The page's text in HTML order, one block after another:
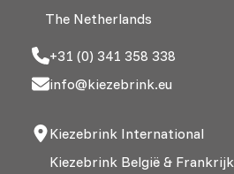
The Netherlands
+31 (0) 341 358 338
info@kiezebrink.eu
Kiezebrink International
Kiezebrink België & Frankrijk